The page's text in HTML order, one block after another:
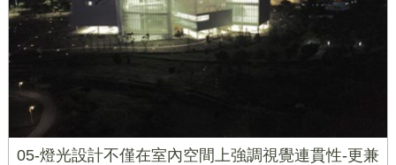
05-燈光設計不僅在室內空間上強調視覺連貫性-更兼